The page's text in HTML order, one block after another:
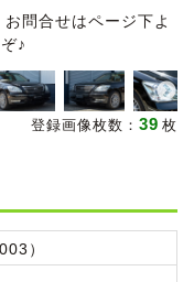
問合せはページ下よ
♪
登録画像枚数： 39 枚
）